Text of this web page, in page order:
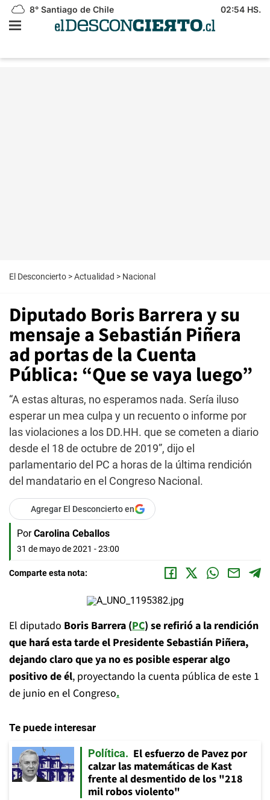
8° Santiago de Chile 02:54 HS.
El Desconcierto >Actualidad > Nacional
Diputado Boris Barrera y su
mensaje a Sebastián Piñera
ad portas de la Cuenta
Pública: “Que se vaya luego”
“A estas alturas, no esperamos nada. Sería iluso
esperar un mea culpa y un recuento o informe por
las violaciones a los DD.HH. que se cometen a diario
desde el 18 de octubre de 2019”, dijo el
parlamentario del PC a horas de la última rendición
del mandatario en el Congreso Nacional.
Agregar El Desconcierto en
Por Carolina Ceballos
31 de mayo de 2021 - 23:00
Comparte esta nota:
El diputado Boris Barrera (PC) se refirió a la rendición
que hará esta tarde el Presidente Sebastián Piñera,
dejando claro que ya no es posible esperar algo
positivo de él, proyectando la cuenta pública de este 1
de junio en el Congreso.
Te puede interesar
Política
El esfuerzo de Pavez por
calzar las matemáticas de Kast
frente al desmentido de los "218
mil robos violento"